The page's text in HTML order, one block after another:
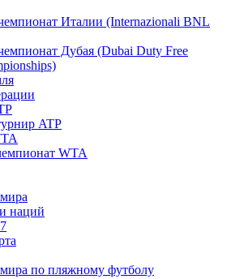
Италии (Internazionali BNL
Дубая (Dubai Duty Free
ATP
WTA
наций
по пляжному футболу